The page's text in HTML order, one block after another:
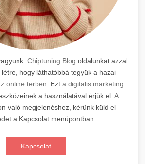
Chiptuning Blog oldalunkat azzal
hogy láthatóbbá tegyük a hazai
online térben . Ezt a digitális marketing
a használatával érjük el. A
való megjelenéshez, kérünk küld el
a Kapcsolat menüpontban.
Kapcsolat